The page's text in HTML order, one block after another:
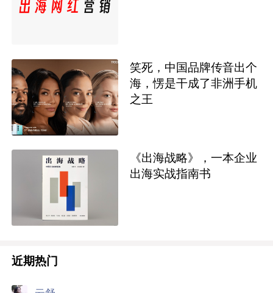
笑死，中国品牌传音出个
海，愣是干成了非洲手机
之王
《出海战略》，一本企业
出海实战指南书
近期热门